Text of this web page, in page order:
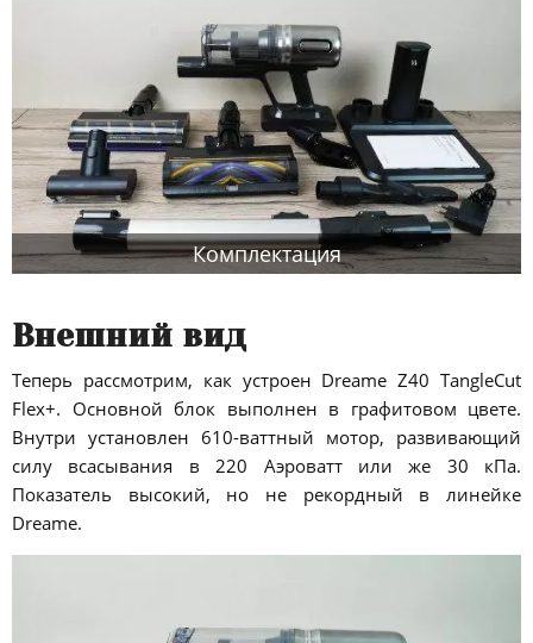
Комплектация
Внешний вид
Теперь рассмотрим, как устроен Dreame Z40 TangleCut
Flex+. Основной блок выполнен в графитовом цвете.
Внутри установлен 610-ваттный мотор, развивающий
силу всасывания в 220 Аэроватт или же 30 кПа.
Показатель высокий, но не рекордный в линейке
Dreame.